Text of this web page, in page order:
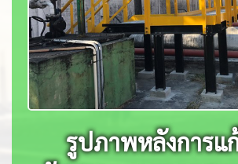
รูปภาพหลังการแ